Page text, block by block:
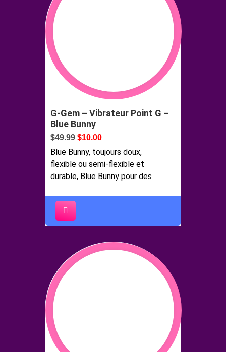
G-Gem – Vibrateur Point G –
Blue Bunny
$49.99 $10.00
Blue Bunny, toujours doux,
flexible ou semi-flexible et
durable, Blue Bunny pour des